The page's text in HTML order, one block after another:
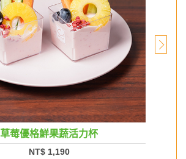
草莓優格鮮果蔬活力杯
NT$ 1,190